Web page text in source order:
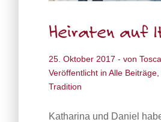
Heiraten auf
25. Oktober 2017 - von
Veröffentlicht in Alle Beiträge
Tradition
Katharina und Daniel